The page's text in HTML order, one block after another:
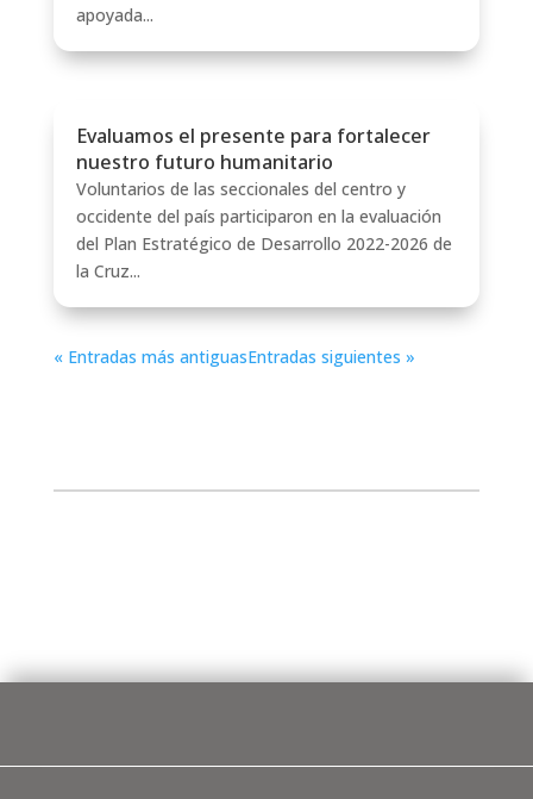
apoyada...
Evaluamos el presente para fortalecer
nuestro futuro humanitario
Voluntarios de las seccionales del centro y
occidente del país participaron en la evaluación
del Plan Estratégico de Desarrollo 2022-2026 de
la Cruz...
« Entradas más antiguasEntradas siguientes »